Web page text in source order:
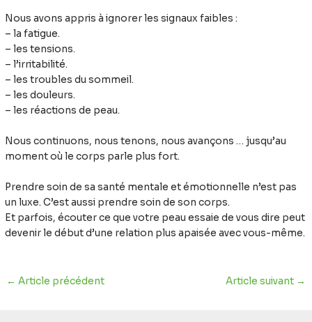
Nous avons appris à ignorer les signaux faibles :
– la fatigue.
– les tensions.
– l’irritabilité.
– les troubles du sommeil.
– les douleurs.
– les réactions de peau.
Nous continuons, nous tenons, nous avançons … jusqu’au
moment où le corps parle plus fort.
Prendre soin de sa santé mentale et émotionnelle n’est pas
un luxe. C’est aussi prendre soin de son corps.
Et parfois, écouter ce que votre peau essaie de vous dire peut
devenir le début d’une relation plus apaisée avec vous-même.
← Article précédent Article suivant →